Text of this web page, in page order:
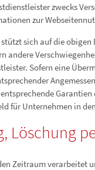
zwecks
zur
sich auf die
andere
Sofern eine
Garantien
für Unternehmen in
Löschung
Zeitraum verarbeitet